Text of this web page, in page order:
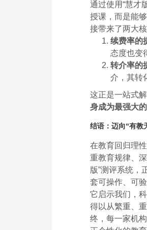
通过使用“慧才
授课，而是能
接带来了两大
续费率的
态度也变
转介率的
介，其转
这正是一站式
身成为最强大
结语：迈向“有教
在教育回归理
重教育规律、
版”测评系统，
套可操作、可验
它启示我们，
得以从繁重、
终，每一家机